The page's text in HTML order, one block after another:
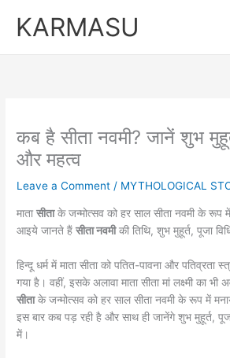
KARMASU
कब है सीता नवमी? जानें शुभ
और महत्व
Leave a Comment / MYTHOLOGICAL
मातासीताके जन्मोत्सव को हर साल सीता नवमी के रूप
आइये जानते हैंसीता नवमीकी तिथि, शुभ मुहूर्त, पूजा
हिन्दू धर्म में माता सीता को पतित-पावना और पतिव्रता
गया है। वहीं, इसके अलावा माता सीता मां लक्ष्मी का भी
सीताके जन्मोत्सव को हर साल सीता नवमी के रूप में
इस बार कब पड़ रही है और साथ ही जानेंगे शुभ मुहूर्त,
में।